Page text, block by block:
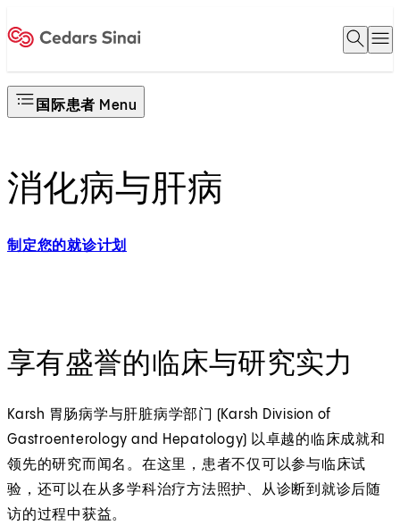
Open
国际患者 Menu
消化病与肝病
制定您的就诊计划
享有盛誉的临床与研究实力
Karsh 胃肠病学与肝脏病学部门 (Karsh Division of
Gastroenterology and Hepatology) 以卓越的临床成就和
领先的研究而闻名。在这里，患者不仅可以参与临床试
验，还可以在从多学科治疗方法照护、从诊断到就诊后随
访的过程中获益。